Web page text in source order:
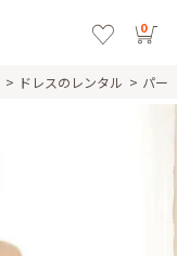
0
ドレスのレンタル パー